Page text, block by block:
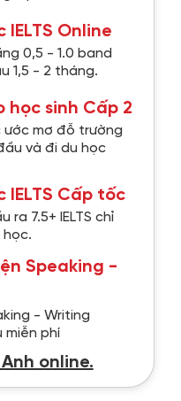
IELTS Online
0,5 - 1.0 band
1,5 - 2 tháng.
học sinh Cấp 2
ước mơ đỗ trường
và đi du học
IELTS Cấp tốc
ra 7.5+ IELTS chỉ
học.
Speaking -
- Writing
miễn phí
online.